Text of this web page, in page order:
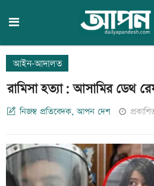
আইন-আদালত
রামিসা হত্যা: আসামির ডেথ
নিজস্ব প্রতিবেদক, আপন দেশ